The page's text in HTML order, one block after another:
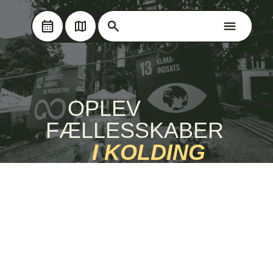
Skip til hovedindholdet
Søg på Oplev Kolding
Søg på Oplev Kolding
OPLEV
FÆLLESSKABER
MANGFOLDIGHED
I KOLDING